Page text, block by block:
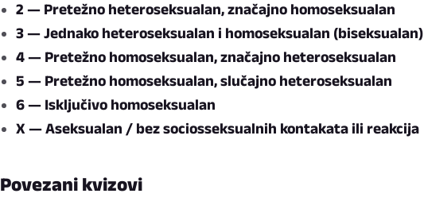
2 — Pretežno heteroseksualan, značajno homoseksualan
3 — Jednako heteroseksualan i homoseksualan (biseksualan)
4 — Pretežno homoseksualan, značajno heteroseksualan
5 — Pretežno homoseksualan, slučajno heteroseksualan
6 — Isključivo homoseksualan
X — Aseksualan / bez sociosseksualnih kontakata ili reakcija
Povezani kvizovi